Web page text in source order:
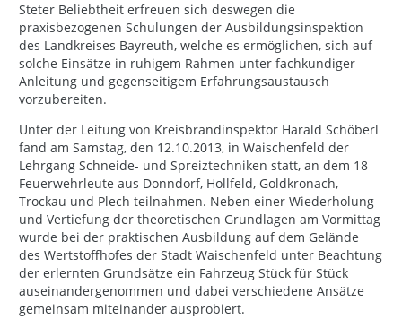
Steter Beliebtheit erfreuen sich deswegen die
praxisbezogenen Schulungen der Ausbildungsinspektion
des Landkreises Bayreuth, welche es ermöglichen, sich auf
solche Einsätze in ruhigem Rahmen unter fachkundiger
Anleitung und gegenseitigem Erfahrungsaustausch
vorzubereiten.
Unter der Leitung von Kreisbrandinspektor Harald Schöberl
fand am Samstag, den 12.10.2013, in Waischenfeld der
Lehrgang Schneide- und Spreiztechniken statt, an dem 18
Feuerwehrleute aus Donndorf, Hollfeld, Goldkronach,
Trockau und Plech teilnahmen. Neben einer Wiederholung
und Vertiefung der theoretischen Grundlagen am Vormittag
wurde bei der praktischen Ausbildung auf dem Gelände
des Wertstoffhofes der Stadt Waischenfeld unter Beachtung
der erlernten Grundsätze ein Fahrzeug Stück für Stück
auseinandergenommen und dabei verschiedene Ansätze
gemeinsam miteinander ausprobiert.